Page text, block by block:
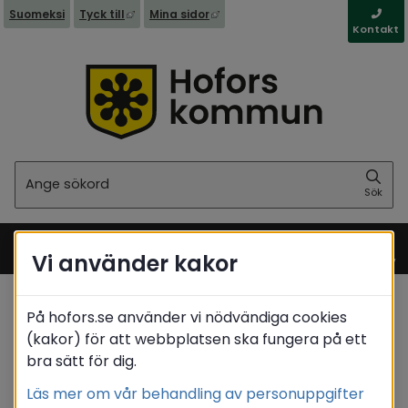
Suomeksi Tyck till Länk till annan webbplats, öppnas i nytt
Mina sidor Länk till annan webbplats,
Kontakt
Sök
Meny
Startsida Kommun & politik Styrdokument
Filer
nedladdning
Ikon som
filtyp
(Filstorlek)
Filer
nedladdning
Ikon som
filtyp
(Filstorlek)
Filer
nedladdning
Ikon som
filtyp
(Filstorlek)
Vi använder kakor
På hofors.se använder vi nödvändiga cookies
(kakor) för att webbplatsen ska fungera på ett
bra sätt för dig.
Läs mer om vår behandling av personuppgifter